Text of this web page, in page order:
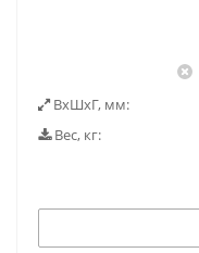
ВxШxГ, мм:
Вес, кг: